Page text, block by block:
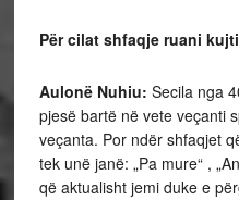
Për cilat shfaqje ruani
Aulonë Nuhiu: Secila nga
pjesë bartë në vete veçanti
veçanta. Por ndër shfaqjet
tek unë janë: „Pa mure“ ,
që aktualisht jemi duke e